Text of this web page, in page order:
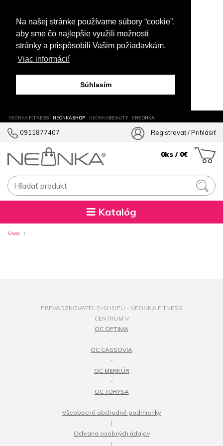
Na našej stránke používame súbory “cookie”,
aby sme čo najlepšie využili možnosti
stránky a prispôsobili Vašim požiadavkám.
Viac informácií
Súhlasím
NEONKA FITNESS NEONKASHOP NEONKABEAUTY ENEONKA
0911877407 Registrovať/Prihlásiť
0ks / 0€
Katalóg
Úvod
PREVÁDZKOVATEĽ E-SHOPU - NEONKA FITNESS
CENTRUM V
OC OPTIMA
-
OC CASSOVIA
-
OC MERKÚR
-
OC TORYSA
Všeobecné obchodné podmienky
|
Ochrana osobných údajov
|